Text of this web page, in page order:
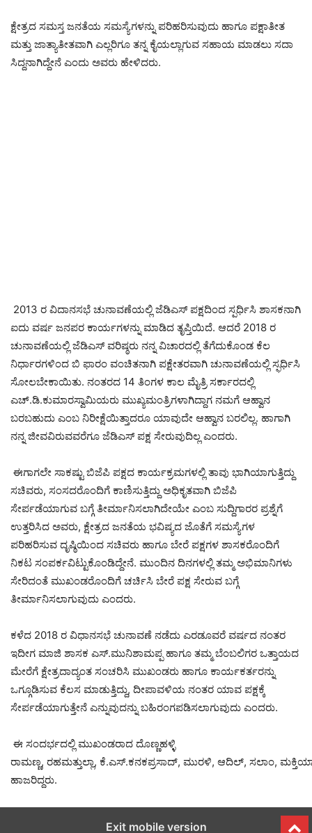
ಕ್ಷೇತ್ರದ ಸಮಸ್ತ ಜನತೆಯ ಸಮಸ್ಯೆಗಳನ್ನು ಪರಿಹರಿಸುವುದು ಹಾಗೂ ಪಕ್ಷಾತೀತ
ಮತ್ತು ಜಾತ್ಯಾತೀತವಾಗಿ ಎಲ್ಲರಿಗೂ ತನ್ನ ಕೈಯಲ್ಲಾಗುವ ಸಹಾಯ ಮಾಡಲು ಸದಾ
ಸಿದ್ದನಾಗಿದ್ದೇನೆ ಎಂದು ಅವರು ಹೇಳಿದರು.
2013 ರ ವಿದಾನಸಭೆ ಚುನಾವಣೆಯಲ್ಲಿ ಜೆಡಿಎಸ್ ಪಕ್ಷದಿಂದ ಸ್ಪರ್ಧಿಸಿ ಶಾಸಕನಾಗಿ
ಐದು ವರ್ಷ ಜನಪರ ಕಾರ್ಯಗಳನ್ನು ಮಾಡಿದ ತೃಪ್ತಿಯಿದೆ. ಆದರೆ 2018 ರ
ಚುನಾವಣೆಯಲ್ಲಿ ಜೆಡಿಎಸ್ ವರಿಷ್ಠರು ನನ್ನ ವಿಚಾರದಲ್ಲಿ ತೆಗೆದುಕೊಂಡ ಕೆಲ
ನಿರ್ಧಾರಗಳಿಂದ ಬಿ ಫಾರಂ ವಂಚಿತನಾಗಿ ಪಕ್ಷೇತರವಾಗಿ ಚುನಾವಣೆಯಲ್ಲಿ ಸ್ಫರ್ಧಿಸಿ
ಸೋಲಬೇಕಾಯಿತು. ನಂತರದ 14 ತಿಂಗಳ ಕಾಲ ಮೈತ್ರಿ ಸರ್ಕಾರದಲ್ಲಿ
ಎಚ್.ಡಿ.ಕುಮಾರಸ್ವಾಮಿಯರು ಮುಖ್ಯಮಂತ್ರಿಗಳಾಗಿದ್ದಾಗ ನಮಗೆ ಆಹ್ವಾನ
ಬರಬಹುದು ಎಂಬ ನಿರೀಕ್ಷೆಯಿತ್ತಾದರೂ ಯಾವುದೇ ಆಹ್ವಾನ ಬರಲಿಲ್ಲ. ಹಾಗಾಗಿ
ನನ್ನ ಜೀವವಿರುವವರೆಗೂ ಜೆಡಿಎಸ್ ಪಕ್ಷ ಸೇರುವುದಿಲ್ಲ ಎಂದರು.
ಈಗಾಗಲೇ ಸಾಕಷ್ಟು ಬಿಜೆಪಿ ಪಕ್ಷದ ಕಾರ್ಯಕ್ರಮಗಳಲ್ಲಿ ತಾವು ಭಾಗಿಯಾಗುತ್ತಿದ್ದು
ಸಚಿವರು, ಸಂಸದರೊಂದಿಗೆ ಕಾಣಿಸುತ್ತಿದ್ದು ಅಧಿಕೃತವಾಗಿ ಬಿಜೆಪಿ
ಸೇರ್ಪಡೆಯಾಗುವ ಬಗ್ಗೆ ತೀರ್ಮಾನಿಸಲಾಗಿದೇಯೇ ಎಂಬ ಸುದ್ದಿಗಾರರ ಪ್ರಶ್ನೆಗೆ
ಉತ್ತರಿಸಿದ ಅವರು, ಕ್ಷೇತ್ರದ ಜನತೆಯ ಭವಿಷ್ಯದ ಜೊತೆಗೆ ಸಮಸ್ಯೆಗಳ
ಪರಿಹರಿಸುವ ದೃಷ್ಠಿಯಿಂದ ಸಚಿವರು ಹಾಗೂ ಬೇರೆ ಪಕ್ಷಗಳ ಶಾಸಕರೊಂದಿಗೆ
ನಿಕಟ ಸಂಪರ್ಕವಿಟ್ಟುಕೊಂಡಿದ್ದೇನೆ. ಮುಂದಿನ ದಿನಗಳಲ್ಲಿ ತಮ್ಮ ಅಭಿಮಾನಿಗಳು
ಸೇರಿದಂತೆ ಮುಖಂಡರೊಂದಿಗೆ ಚರ್ಚಿಸಿ ಬೇರೆ ಪಕ್ಷ ಸೇರುವ ಬಗ್ಗೆ
ತೀರ್ಮಾನಿಸಲಾಗುವುದು ಎಂದರು.
ಕಳೆದ 2018 ರ ವಿಧಾನಸಭೆ ಚುನಾವಣೆ ನಡೆದು ಎರಡೂವರೆ ವರ್ಷದ ನಂತರ
ಇದೀಗ ಮಾಜಿ ಶಾಸಕ ಎಸ್.ಮುನಿಶಾಮಪ್ಪ ಹಾಗೂ ತಮ್ಮ ಬೆಂಬಲಿಗರ ಒತ್ತಾಯದ
ಮೇರೆಗೆ ಕ್ಷೇತ್ರದಾದ್ಯಂತ ಸಂಚರಿಸಿ ಮುಖಂಡರು ಹಾಗೂ ಕಾರ್ಯಕರ್ತರನ್ನು
ಒಗ್ಗೂಡಿಸುವ ಕೆಲಸ ಮಾಡುತ್ತಿದ್ದು, ದೀಪಾವಳಿಯ ನಂತರ ಯಾವ ಪಕ್ಷಕ್ಕೆ
ಸೇರ್ಪಡೆಯಾಗುತ್ತೇನೆ ಎನ್ನುವುದನ್ನು ಬಹಿರಂಗಪಡಿಸಲಾಗುವುದು ಎಂದರು.
ಈ ಸಂದರ್ಭದಲ್ಲಿ ಮುಖಂಡರಾದ ದೊಣ್ಣಹಳ್ಳಿ
ರಾಮಣ್ಣ, ರಹಮತ್ತುಲ್ಲಾ, ಕೆ.ಎಸ್.ಕನಕಪ್ರಸಾದ್, ಮುರಳಿ, ಆದಿಲ್, ಸಲಾಂ,
ಹಾಜರಿದ್ದರು.
Exit mobile version